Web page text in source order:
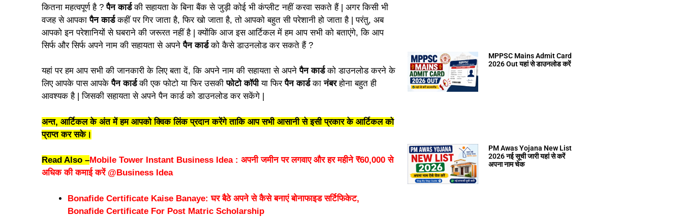
कितना महत्वपूर्ण है ?पैन कार्डकी सहायता के बिना बैंक से जुड़ी कोई भी कंप्लीट नहीं करवा सकते हैं | अगर किसी भी
वजह से आपका पैन कार्डकहीं पर गिर जाता है, फिर खो जाता है, तो आपको बहुत सी परेशानी हो जाता है | परंतु, अब
आपको इन परेशानियों से घबराने की जरूरत नहीं है | क्योंकि आज इस आर्टिकल में हम आप सभी को बताएंगे, कि आप
सिर्फ और सिर्फ अपने नाम की सहायता से अपनेपैन कार्डको कैसे डाउनलोड कर सकते हैं ?
यहां पर हम आप सभी की जानकारी के लिए बता दें, कि अपने नाम की सहायता से अपने पैन कार्डको डाउनलोड करने के
लिए आपके पास आपकेपैन कार्डकी एक फोटो या फिर उसकीफोटो कॉपीया फिरपैन कार्डकानंबरहोना बहुत ही
आवश्यक है | जिसकी सहायता से अपने पैन कार्ड को डाउनलोड कर सकेंगे |
अन्त, आर्टिकल के अंत में हम आपको क्विक लिंक प्रदान करेंगे ताकि आप सभी आसानी से इसी प्रकार के आर्टिकल को
प्राप्त कर सके।
Read Also –Mobile Tower Instant Business Idea : अपनी जमीन पर लगवाए और हर महीने ₹60,000 से
अधिक की कमाई करें @Business Idea
Bonafide Certificate Kaise Banaye: घर बैठे अपने से कैसे बनाएं बोनाफाइड सर्टिफिकेट,
Bonafide Certificate For Post Matric Scholarship
MPPSC Mains Admit Card
2026 Out यहां से डाउनलोड करें
PM Awas Yojana New List
2026 नई सूची जारी यहां से करें
अपना नाम चेक